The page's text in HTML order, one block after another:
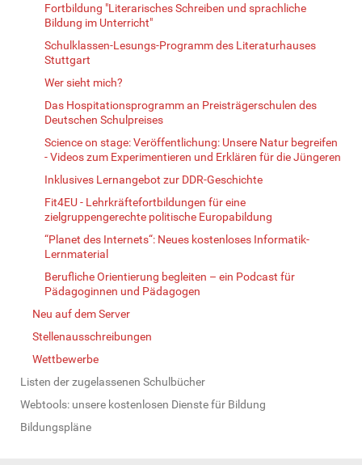
Fortbildung "Literarisches Schreiben und sprachliche
Bildung im Unterricht"
Schulklassen-Lesungs-Programm des Literaturhauses
Stuttgart
Wer sieht mich?
Das Hospitationsprogramm an Preisträgerschulen des
Deutschen Schulpreises
Science on stage: Veröffentlichung: Unsere Natur begreifen
- Videos zum Experimentieren und Erklären für die Jüngeren
Inklusives Lernangebot zur DDR-Geschichte
Fit4EU - Lehrkräftefortbildungen für eine
zielgruppengerechte politische Europabildung
“Planet des Internets“: Neues kostenloses Informatik-
Lernmaterial
Berufliche Orientierung begleiten – ein Podcast für
Pädagoginnen und Pädagogen
Neu auf dem Server
Stellenausschreibungen
Wettbewerbe
Listen der zugelassenen Schulbücher
Webtools: unsere kostenlosen Dienste für Bildung
Bildungspläne